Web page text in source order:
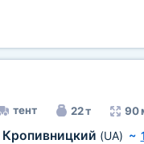
тент 22 т 90
Кропивницкий (UA) ~